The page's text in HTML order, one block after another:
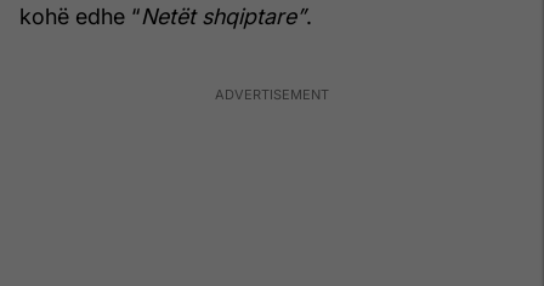
kohë edhe “Netët shqiptare”.